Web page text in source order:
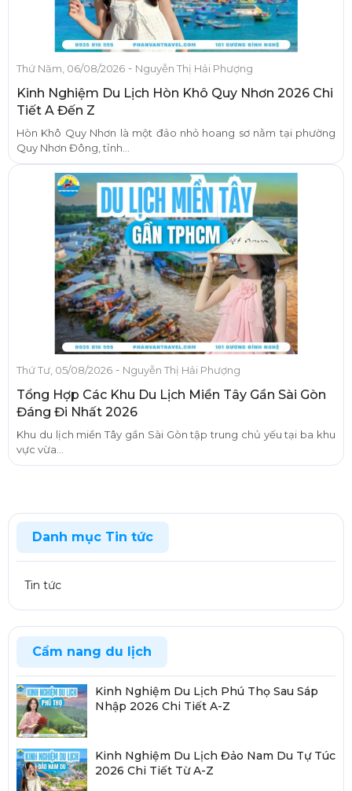
Thứ Năm, 06/08/2026 - Nguyễn Thị Hải Phượng
Kinh Nghiệm Du Lịch Hòn Khô Quy Nhơn 2026 Chi
Tiết A Đến Z
Hòn Khô Quy Nhơn là một đảo nhỏ hoang sơ nằm tại phường
Quy Nhơn Đông, tỉnh...
Thứ Tư, 05/08/2026 - Nguyễn Thị Hải Phượng
Tổng Hợp Các Khu Du Lịch Miền Tây Gần Sài Gòn
Đáng Đi Nhất 2026
Khu du lịch miền Tây gần Sài Gòn tập trung chủ yếu tại ba khu
vực vừa...
Danh mục Tin tức
Tin tức
Cẩm nang du lịch
Kinh Nghiệm Du Lịch Phú Thọ Sau Sáp
Nhập 2026 Chi Tiết A-Z
Kinh Nghiệm Du Lịch Đảo Nam Du Tự Túc
2026 Chi Tiết Từ A-Z